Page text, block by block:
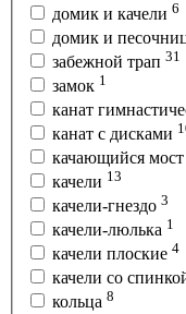
домик и качели 6
домик и
забежной трап 31
замок 1
канат
канат с дисками
качающийся мост
качели 13
качели-гнездо 3
качели-люлька 1
качели плоские 4
качели со
кольца 8